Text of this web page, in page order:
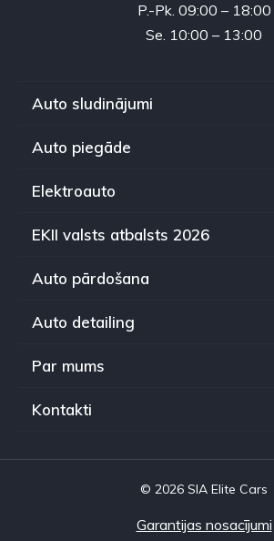
P.-Pk. 09:00 – 18:00
Se. 10:00 – 13:00
Auto sludinājumi
Auto piegāde
Elektroauto
EKII valsts atbalsts 2026
Auto pārdošana
Auto detailing
Par mums
Kontakti
© 2026 SIA Elite Cars
Garantijas nosacījumi